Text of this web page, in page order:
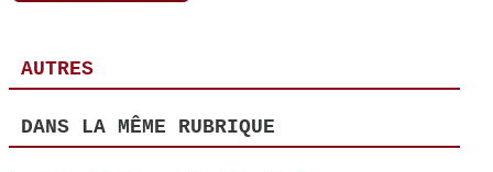
AUTRES
DANS LA MÊME RUBRIQUE